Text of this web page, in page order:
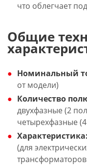
что облегчает
Общие
Номинальный
от модели)
Количество
двухфазные (2
четырехфазные
Характеристика:
(для